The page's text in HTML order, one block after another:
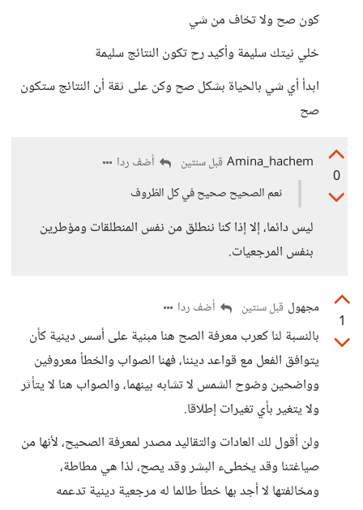
كون صح ولا تخاف من شي
خلي نيتك سليمة وأكيد رح تكون النتائج سليمة
ابدأ أي شي بالحياة بشكل صح وكن على ثقة أن النتائج ستكون
صح
0
Amina_hachem قبل سنتين
أضف ردا
نعم الصحيح صحيح في كل الظروف
ليس دائما، إلا إذا كنا ننطلق من نفس المنطلقات ومؤطرين
بنفس المرجعيات.
1
مجهول قبل سنتين أضف ردا
بالنسبة لنا كعرب معرفة الصح هنا مبنية على أسس دينية كأن
يتوافق الفعل مع قواعد ديننا، فهنا الصواب والخطأ معروفين
وواضحين وضوح الشمس لا تشابه بينهما، والصواب هنا لا يتأثر
ولا يتغير بأي تغيرات إطلاقا.
ولن أقول لك العادات والتقاليد مصدر لمعرفة الصحيح، لأنها من
صياغتنا وقد يخطىء البشر وقد يصح، لذا هي مطاطة،
ومخالفتها لا أجد بها خطأ طالما له مرجعية دينية تدعمه